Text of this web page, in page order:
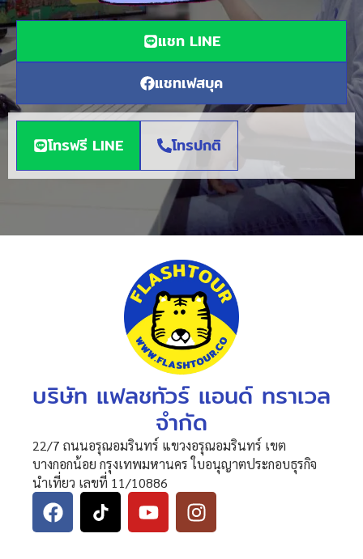
แชท LINE
แชทเฟสบุค
โทรฟรี LINE โทรปกติ
บริษัท แฟลชทัวร์ แอนด์ ทราเวล
จำกัด
22/7 ถนนอรุณอมรินทร์ แขวงอรุณอมรินทร์ เขต
บางกอกน้อย กรุงเทพมหานคร ใบอนุญาตประกอบธุรกิจ
นำเที่ยว เลขที่ 11/10886